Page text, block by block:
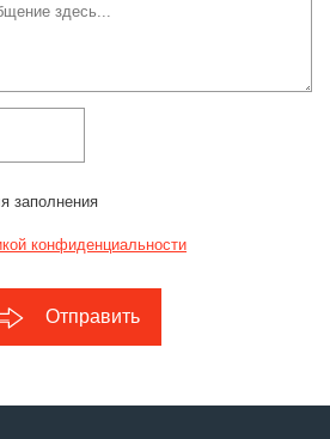
заполнения
конфиденциальности
Отправить